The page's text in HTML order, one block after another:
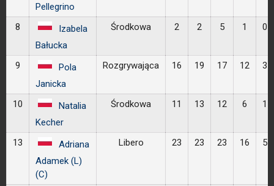
Pellegrino
8
Izabela
Bałucka
Środkowa 2 2 5 1 0
9
Pola
Janicka
Rozgrywająca 16 19 17 12 3
10
Natalia
Kecher
Środkowa 11 13 12 6 1
13
Adriana
Adamek (L)
(C)
Libero 23 23 23 16 5